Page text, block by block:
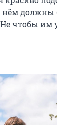
нём должны
чтобы им